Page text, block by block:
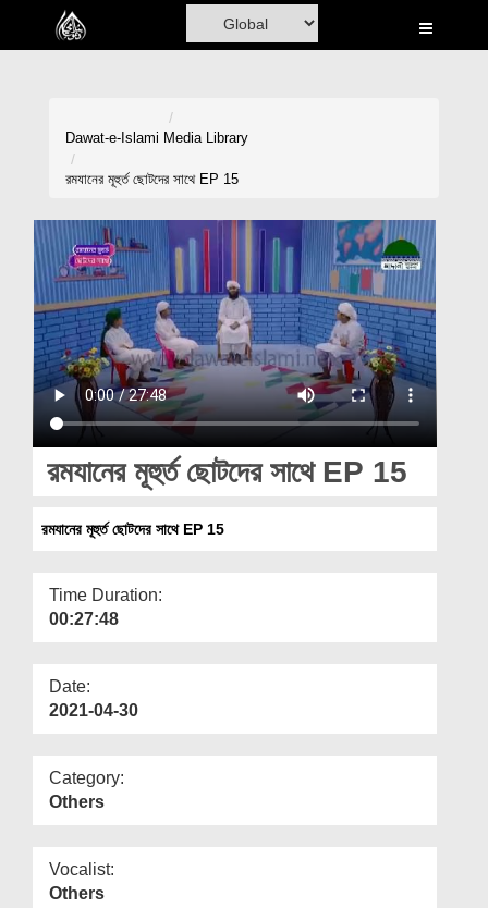
Home
Volunteer Portal
Rohani Ilaj
Donation
Magazine
Our Websites
More
Dawat-e-Islami Media Library
রমযানের মূহুর্ত ছোটদের সাথে EP 15
রমযানের মূহুর্ত ছোটদের সাথে EP 15
রমযানের মূহুর্ত ছোটদের সাথে EP 15
Time Duration:
00:27:48
Date:
2021-04-30
Category:
Others
Vocalist:
Others